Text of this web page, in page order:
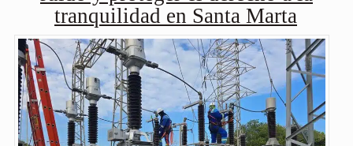
tranquilidad en Santa Marta